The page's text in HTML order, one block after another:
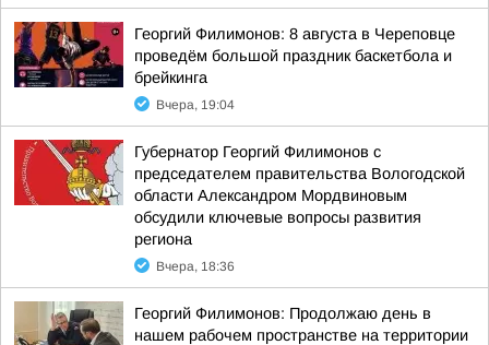
Георгий Филимонов: 8 августа в Череповце
проведём большой праздник баскетбола и
брейкинга
Вчера, 19:04
Губернатор Георгий Филимонов с
председателем правительства Вологодской
области Александром Мордвиновым
обсудили ключевые вопросы развития
региона
Вчера, 18:36
Георгий Филимонов: Продолжаю день в
нашем рабочем пространстве на территории